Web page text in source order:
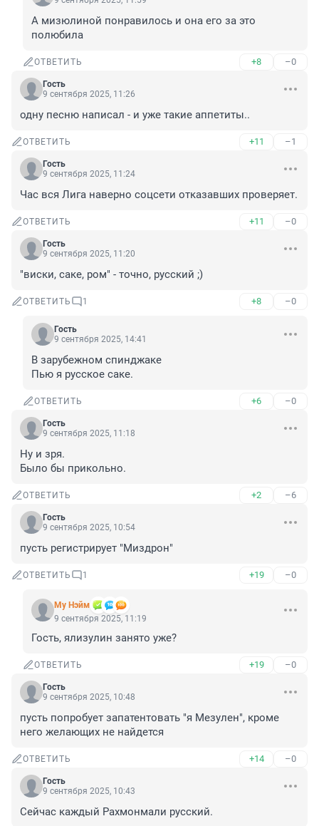
А мизюлиной понравилось и она его за это
полюбила
ОТВЕТИТЬ +8 –0
Гость
9 сентября 2025, 11:26
одну песню написал - и уже такие аппетиты..
ОТВЕТИТЬ +11 –1
Гость
9 сентября 2025, 11:24
Час вся Лига наверно соцсети отказавших проверяет.
ОТВЕТИТЬ +11 –0
Гость
9 сентября 2025, 11:20
"виски, саке, ром" - точно, русский ;)
ОТВЕТИТЬ 1 +8 –0
Гость
9 сентября 2025, 14:41
В зарубежном спинджаке
Пью я русское саке.
ОТВЕТИТЬ +6 –0
Гость
9 сентября 2025, 11:18
Ну и зря.
Было бы прикольно.
ОТВЕТИТЬ +2 –6
Гость
9 сентября 2025, 10:54
пусть регистрирует "Миздрон"
ОТВЕТИТЬ 1 +19 –0
Му Нэйм
9 сентября 2025, 11:19
Гость, ялизулин занято уже?
ОТВЕТИТЬ +19 –0
Гость
9 сентября 2025, 10:48
пусть попробует запатентовать "я Мезулен", кроме
него желающих не найдется
ОТВЕТИТЬ +14 –0
Гость
9 сентября 2025, 10:43
Сейчас каждый Рахмонмали русский.